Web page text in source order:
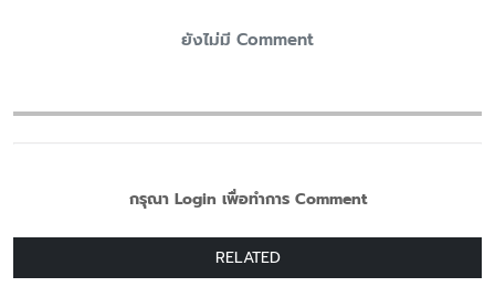
ยังไม่มี Comment
กรุณา Login เพื่อทำการ Comment
RELATED